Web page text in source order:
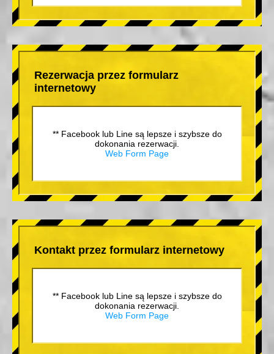
Rezerwacja przez formularz
internetowy
** Facebook lub Line są lepsze i szybsze do
dokonania rezerwacji.
Web Form Page
Kontakt przez formularz internetowy
** Facebook lub Line są lepsze i szybsze do
dokonania rezerwacji.
Web Form Page